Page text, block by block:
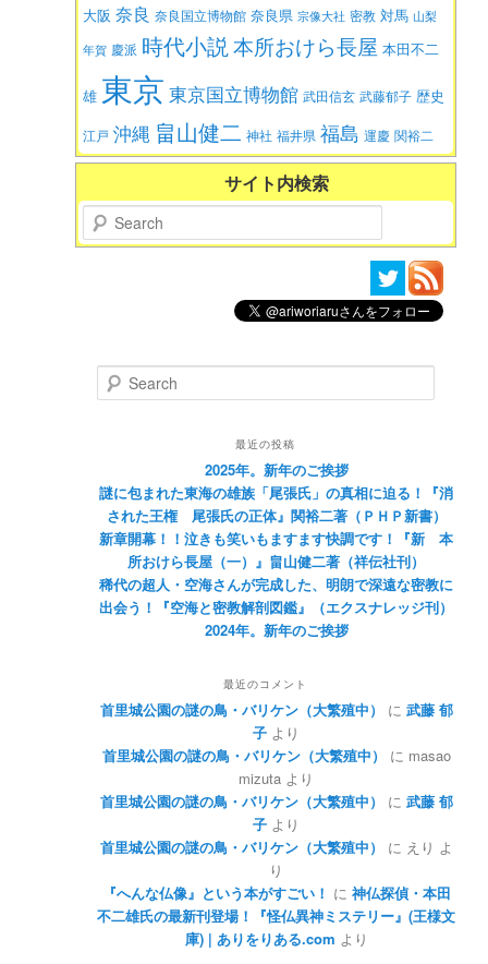
大阪 奈良 奈良国立博物館 奈良県 宗像大社 密教 対馬 山梨
年賀 慶派 時代小説本所おけら長屋 本田不二
雄 東京 東京国立博物館 武田信玄 武藤郁子 歴史
江戸 沖縄 畠山健二 神社 福井県 福島 運慶 関裕二
サイト内検索
Search
Search
最近の投稿
2025年。新年のご挨拶
謎に包まれた東海の雄族「尾張氏」の真相に迫る！『消
された王権 尾張氏の正体』関裕二著（ＰＨＰ新書）
新章開幕！！泣きも笑いもますます快調です！『新 本
所おけら長屋（一）』畠山健二著（祥伝社刊）
稀代の超人・空海さんが完成した、明朗で深遠な密教に
出会う！『空海と密教解剖図鑑』（エクスナレッジ刊）
2024年。新年のご挨拶
最近のコメント
首里城公園の謎の鳥・バリケン（大繁殖中） に 武藤 郁
子 より
首里城公園の謎の鳥・バリケン（大繁殖中）
に masao
mizuta より
首里城公園の謎の鳥・バリケン（大繁殖中）
に 武藤 郁
子 より
首里城公園の謎の鳥・バリケン（大繁殖中）
に えり よ
り
『へんな仏像』という本がすごい！ に 神仏探偵・本田
不二雄氏の最新刊登場！『怪仏異神ミステリー』(王様文
庫) | ありをりある.com より